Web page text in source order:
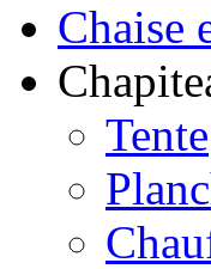
Chaise
Tente